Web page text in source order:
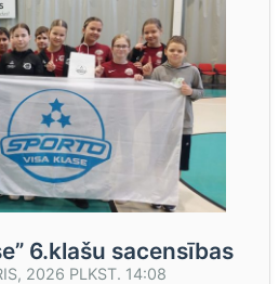
6.klašu sacensības
2026 PLKST. 14:08